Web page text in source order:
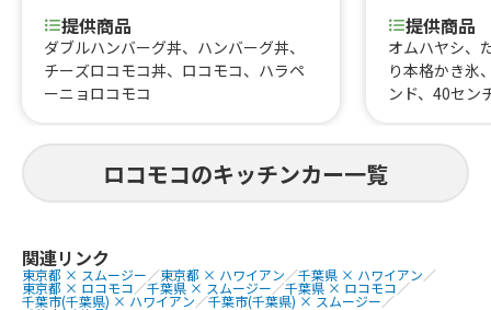
提供商品
ダブルハンバーグ丼、ハンバーグ丼、
チーズロコモコ丼、ロコモコ、ハラペ
ーニョロコモコ
提供商品
オムハヤシ、
り本格かき氷
ンド、40セン
ト、手作り味
汁、だし巻
ール、ラム
氷、ロコモコ
ロコモコのキッチンカー一覧
関連リンク
東京都 × スムージー／東京都 × ハワイアン／千葉県 × ハワイアン／
東京都 × ロコモコ／千葉県 × スムージー／千葉県 × ロコモコ／
千葉市(千葉県) × ハワイアン／千葉市(千葉県) × スムージー／